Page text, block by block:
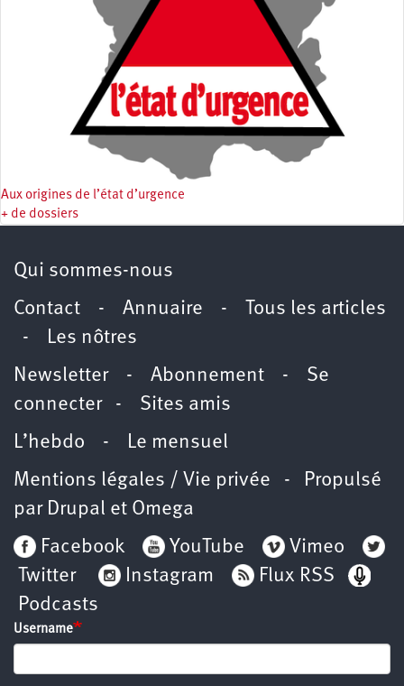
Aux origines de l’état d’urgence
+ de dossiers
Qui sommes-nous
Contact - Annuaire -
Tous les articles
- Les nôtres
Newsletter- Abonnement - Se
connecter- Sites amis
L’hebdo - Le mensuel
Mentions légales / Vie privée - Propulsé
par Drupal et Omega
Facebook
YouTube
Vimeo
Twitter
Instagram
Flux RSS
Podcasts
Username